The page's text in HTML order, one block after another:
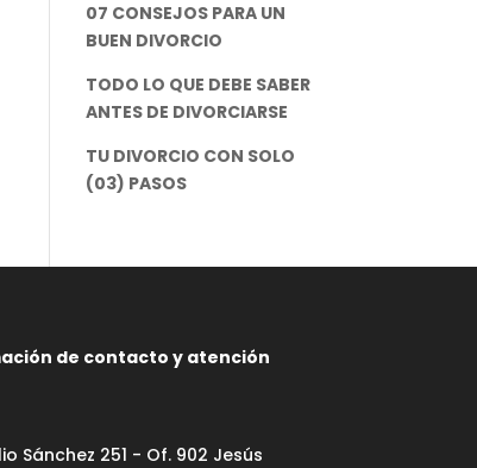
07 CONSEJOS PARA UN
BUEN DIVORCIO
TODO LO QUE DEBE SABER
ANTES DE DIVORCIARSE
TU DIVORCIO CON SOLO
(03) PASOS
de contacto y atención
Sánchez 251 - Of. 902 Jesús